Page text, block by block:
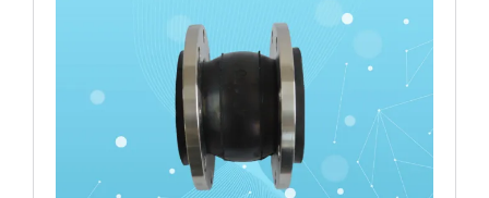
Flexible connector
Flexible joint
Rubber bellow coupling